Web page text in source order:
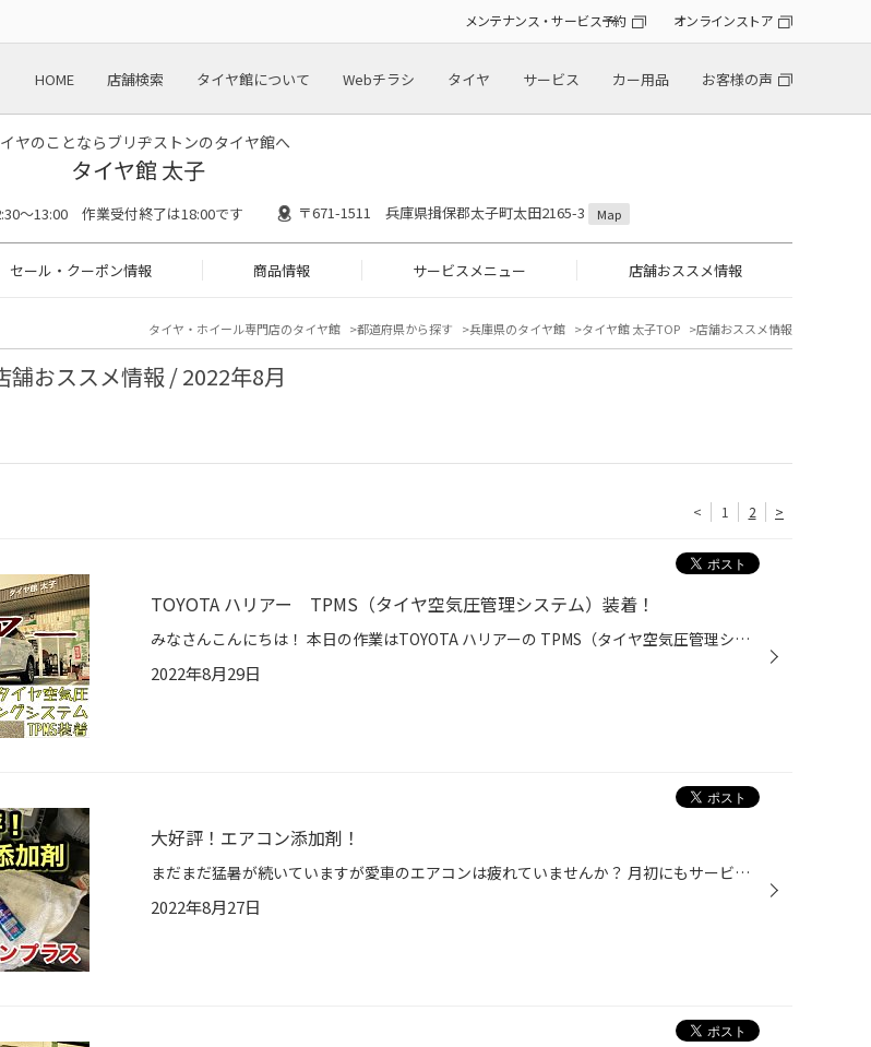
メンテナンス・サービス予約 オンラインストア
HOME 店舗検索 タイヤ館について Webチラシ タイヤ サービス カー用品 お客様の声
ヤのことならブリヂストンのタイヤ館へ
タイヤ館 太子
～13:00 作業受付終了は18:00です 〒671-1511 兵庫県揖保郡太子町太田2165-3 Map
セール・クーポン情報 商品情報 サービスメニュー 店舗おススメ情報
タイヤ・ホイール専門店のタイヤ館 都道府県から探す 兵庫県のタイヤ館 タイヤ館 太子TOP 店舗おススメ情報
舗おススメ情報 / 2022年8月
< 1 2 >
TOYOTA ハリアー TPMS（タイヤ空気圧管理システム）装着！
みなさんこんにちは！ 本日の作業はTOYOTA ハリアーの TPMS（タイヤ空気圧管理システム）装着です！ 今回はタイヤ交換と同時施工して頂きました！ タイヤ交換の商談時に当店の TPMS（タイヤ空気圧管理システム）コーナーで TPMSをご紹介させて頂きました！ 空気圧管理やパンクの早期発見ができると...
2022年8月29日
大好評！エアコン添加剤！
まだまだ猛暑が続いていますが愛車のエアコンは疲れていませんか？ 月初にもサービス事例でご紹介させて頂いた『ワコーズのパワーエアコンプラス』 大変好評を頂き毎日のように施工される方が増えています。 新しいお車はもちろんですが特に小排気量のコンパクトカーや軽自動車が多くなっています。...
2022年8月27日